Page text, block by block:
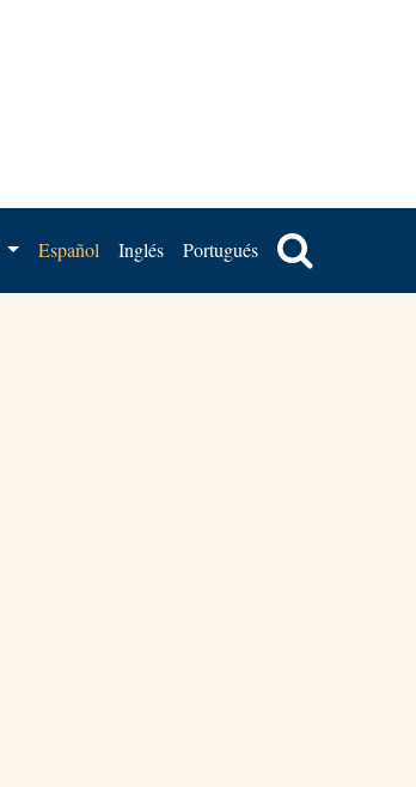
Español Inglés Portugués